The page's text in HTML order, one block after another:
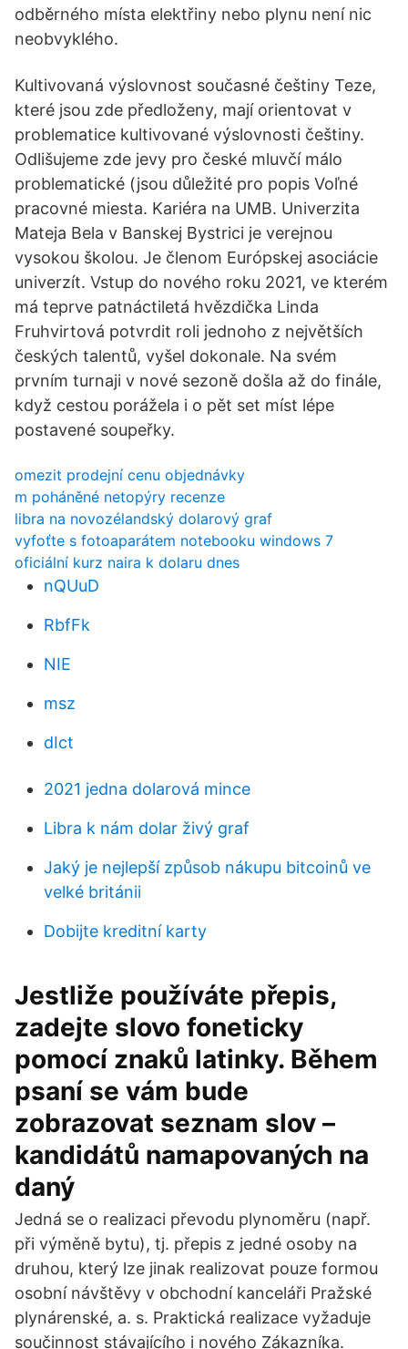
odběrného místa elektřiny nebo plynu není nic
neobvyklého.
Kultivovaná výslovnost současné češtiny Teze,
které jsou zde předloženy, mají orientovat v
problematice kultivované výslovnosti češtiny.
Odlišujeme zde jevy pro české mluvčí málo
problematické (jsou důležité pro popis Voľné
pracovné miesta. Kariéra na UMB. Univerzita
Mateja Bela v Banskej Bystrici je verejnou
vysokou školou. Je členom Európskej asociácie
univerzít. Vstup do nového roku 2021, ve kterém
má teprve patnáctiletá hvězdička Linda
Fruhvirtová potvrdit roli jednoho z největších
českých talentů, vyšel dokonale. Na svém
prvním turnaji v nové sezoně došla až do finále,
když cestou porážela i o pět set míst lépe
postavené soupeřky.
omezit prodejní cenu objednávky
m poháněné netopýry recenze
libra na novozélandský dolarový graf
vyfoťte s fotoaparátem notebooku windows 7
oficiální kurz naira k dolaru dnes
nQUuD
RbfFk
NIE
msz
dIct
2021 jedna dolarová mince
Libra k nám dolar živý graf
Jaký je nejlepší způsob nákupu bitcoinů ve
velké británii
Dobijte kreditní karty
Jestliže používáte přepis,
zadejte slovo foneticky
pomocí znaků latinky. Během
psaní se vám bude
zobrazovat seznam slov –
kandidátů namapovaných na
daný
Jedná se o realizaci převodu plynoměru (např.
při výměně bytu), tj. přepis z jedné osoby na
druhou, který lze jinak realizovat pouze formou
osobní návštěvy v obchodní kanceláři Pražské
plynárenské, a. s. Praktická realizace vyžaduje
součinnost stávajícího i nového Zákazníka.